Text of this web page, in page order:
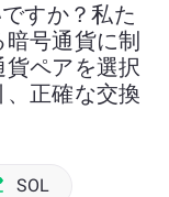
すか？私た
号通貨に制
ペアを選択
正確な交換
SOL